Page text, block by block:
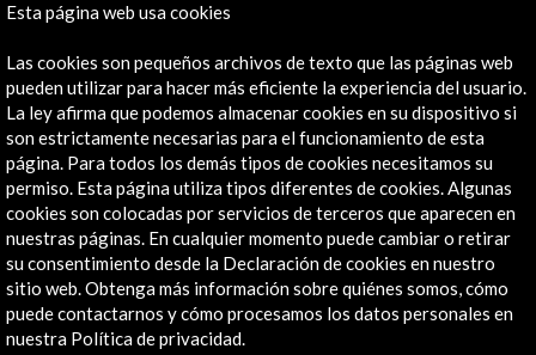
Contacta
info@accioncultural.es
+34 91 700 4000
José Abascal, 4 - 4º
28003 Madrid, España
Canales de contacto
Explora
Institucional
Esta página web usa cookies
Las cookies son pequeños archivos de texto que las páginas web
pueden utilizar para hacer más eficiente la experiencia del usuario.
La ley afirma que podemos almacenar cookies en su dispositivo si
son estrictamente necesarias para el funcionamiento de esta
página. Para todos los demás tipos de cookies necesitamos su
permiso. Esta página utiliza tipos diferentes de cookies. Algunas
cookies son colocadas por servicios de terceros que aparecen en
nuestras páginas. En cualquier momento puede cambiar o retirar
su consentimiento desde la Declaración de cookies en nuestro
sitio web. Obtenga más información sobre quiénes somos, cómo
puede contactarnos y cómo procesamos los datos personales en
nuestra Política de privacidad.